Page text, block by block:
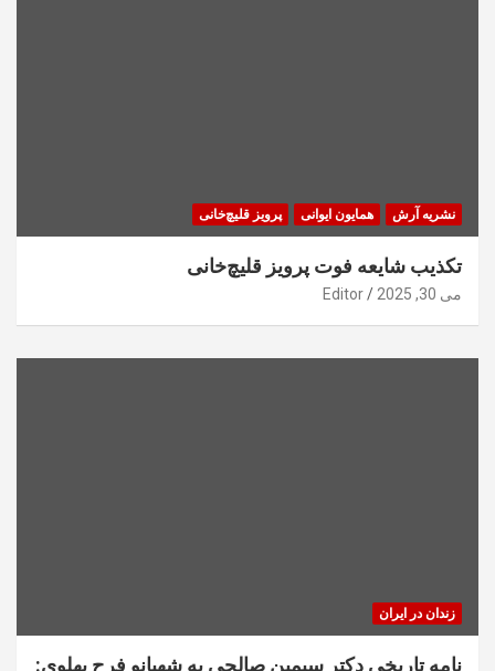
نشریه آرش همایون ایوانی پرویز قلیچ‌خانی
تکذیب شایعه فوت پرویز قلیچ‌خانی
می 30, 2025 Editor
زندان در ایران
نامه تاریخی دکتر سیمین صالحی به شهبانو فرح پهلوی: